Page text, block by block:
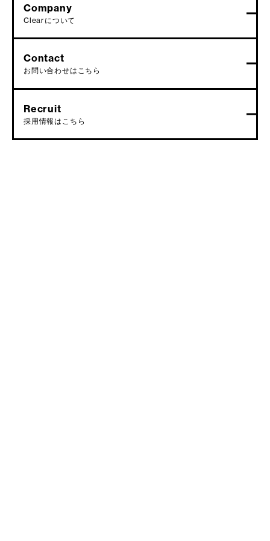
Company
Clearについて
Contact
お問い合わせはこちら
Recruit
採用情報はこちら